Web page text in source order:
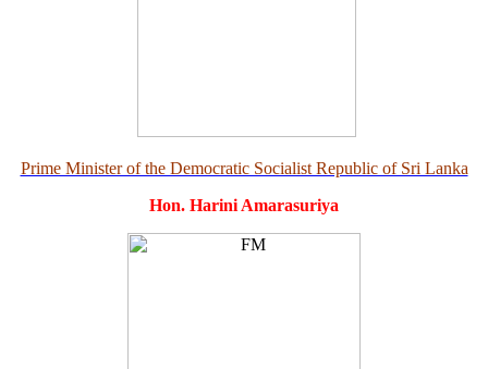
Prime Minister of the Democratic Socialist Republic of Sri Lanka
Hon. Harini Amarasuriya